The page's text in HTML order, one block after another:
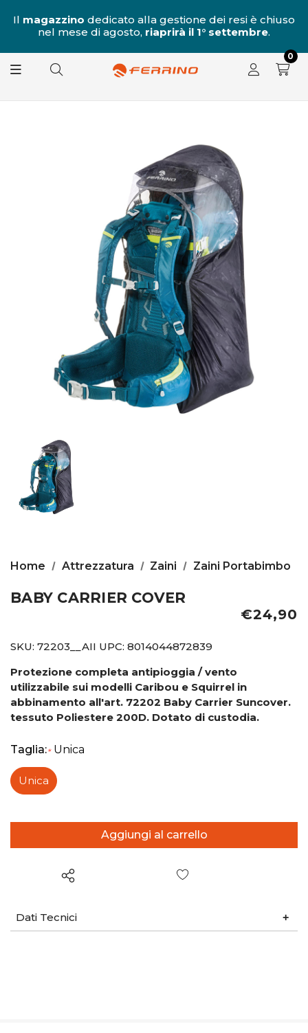
Il magazzino dedicato alla gestione dei resi è chiuso
nel mese di agosto, riaprirà il 1° settembre.
0
Home Attrezzatura Zaini Zaini Portabimbo
BABY CARRIER COVER
€24,90
SKU: 72203__AII UPC: 8014044872839
Protezione completa antipioggia / vento
utilizzabile sui modelli Caribou e Squirrel in
abbinamento all'art. 72202 Baby Carrier Suncover.
tessuto Poliestere 200D. Dotato di custodia.
Taglia:* Unica
Unica
Dati Tecnici